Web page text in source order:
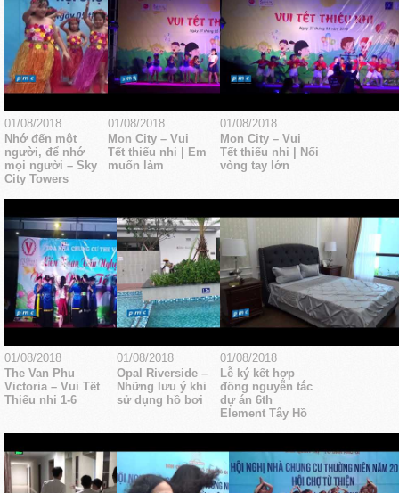
01/08/2018
Nhớ đến một
người, để nhớ
mọi người – Sky
City Towers
01/08/2018
Mon City – Vui
Tết thiếu nhi | Em
muốn làm
01/08/2018
Mon City – Vui
Tết thiếu nhi | Nối
vòng tay lớn
01/08/2018
The Van Phu
Victoria – Vui Tết
Thiếu nhi 1-6
01/08/2018
Opal Riverside –
Những lưu ý khi
sử dụng hồ bơi
01/08/2018
Lễ ký kết hợp
đồng nguyễn tắc
dự án 6th
Element Tây Hồ